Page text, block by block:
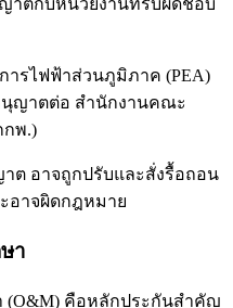
าตกับหน่วยงานที่รับผิดชอบ
ารไฟฟ้าส่วนภูมิภาค (PEA)
นุญาตต่อ สำนักงานคณะ
กพ.)
ต อาจถูกปรับและสั่งรื้อถอน
อาจผิดกฎหมาย
า
(O&M) คือหลักประกันสำคัญ